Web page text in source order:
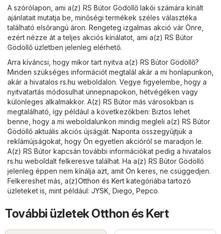
A szórólapon, ami a(z) RS Bútor Gödöllő lakói számára kínált
ajánlatait mutatja be, minőségi termékek széles választéka
található elsőrangú áron. Rengeteg izgalmas akció vár Önre,
ezért nézze át a teljes akciós kínálatot, ami a(z) RS Bútor
Gödöllő üzletben jelenleg elérhető.
Arra kíváncsi, hogy mikor tart nyitva a(z) RS Bútor Gödöllő?
Minden szükséges információt megtalál akár a mi honlapunkon,
akár a hivatalos rs.hu weboldalon. Vegye figyelembe, hogy a
nyitvatartás módosulhat ünnepnapokon, hétvégéken vagy
különleges alkalmakkor. A(z) RS Bútor más városokban is
megtalálható, így például a következőkben: Biztos lehet
benne, hogy a mi weboldalunkon mindig megleli a(z) RS Bútor
Gödöllő aktuális akciós újságját. Naponta összegyűjtjük a
reklámújságokat, hogy Ön egyetlen akcióról se maradjon le.
A(z) RS Bútor kapcsán további információkat pedig a hivatalos
rs.hu weboldalt felkeresve találhat. Ha a(z) RS Bútor Gödöllő
jelenleg éppen nem kínálja azt, amit Ön keres, ne csüggedjen.
Felkereshet más, a(z)Otthon és Kert kategóriába tartozó
üzleteket is, mint például: JYSK Diego Pepco.
További üzletek Otthon és Kert